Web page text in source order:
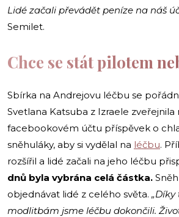
Lidé začali převádět peníze na náš
Semilet.
Chce se stát pilotem
Sbírka na Andrejovu léčbu se
Svetlana Katsuba z Izraele zveřejnila
facebookovém účtu příspěvek o
sněhuláky, aby si vydělal na léčbu.
rozšířil a lidé začali na jeho léčbu
dnů byla vybrána celá částka.
objednávat lidé z celého světa.
modlitbám jsme léčbu dokončili.